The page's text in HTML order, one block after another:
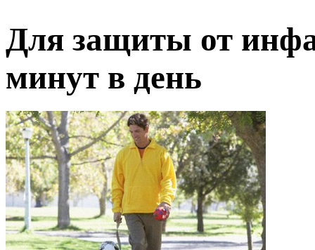
Для защиты от
минут в день